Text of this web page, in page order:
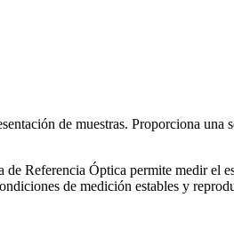
de muestras. Proporciona
Referencia Óptica permite medir el
de medición estables y